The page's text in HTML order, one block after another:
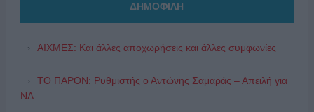
ΔΗΜΟΦΙΛΗ
ΑΙΧΜΕΣ: Και άλλες αποχωρήσεις και άλλες συμφωνίες
ΤΟ ΠΑΡΟΝ: Ρυθμιστής ο Αντώνης Σαμαράς – Απειλή για
ΝΔ